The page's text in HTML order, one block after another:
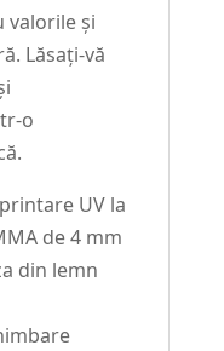
valorile și
Lăsați-vă
o
UV la
de 4 mm
din lemn